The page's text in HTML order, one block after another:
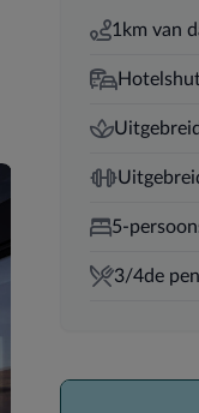
1km van
5-
3/4de